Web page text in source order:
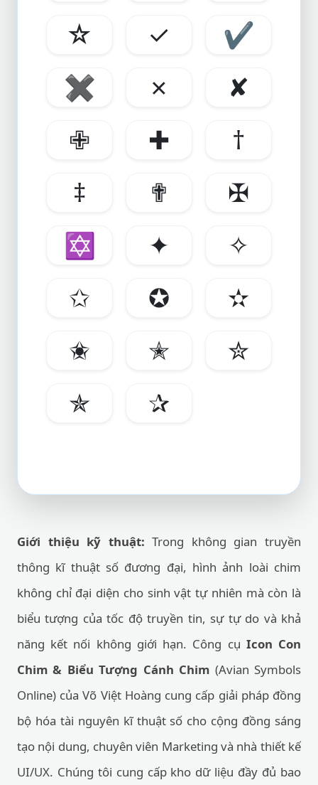
☆
✓
✔
✖
✗
✘
✙
✚
†
‡
✟
✠
✡
✦
✧
✩
✪
✫
✬
✭
✮
✯
✰
Giới thiệu kỹ thuật: Trong không gian truyền
thông kĩ thuật số đương đại, hình ảnh loài chim
không chỉ đại diện cho sinh vật tự nhiên mà còn là
biểu tượng của tốc độ truyền tin, sự tự do và khả
năng kết nối không giới hạn. Công cụ Icon Con
Chim & Biểu Tượng Cánh Chim (Avian Symbols
Online) của Võ Việt Hoàng cung cấp giải pháp đồng
bộ hóa tài nguyên kĩ thuật số cho cộng đồng sáng
tạo nội dung, chuyên viên Marketing và nhà thiết kế
UI/UX. Chúng tôi cung cấp kho dữ liệu đầy đủ bao